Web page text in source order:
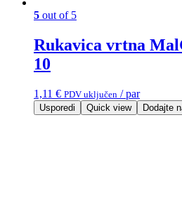
5 out of 5
Rukavica vrtna
10
1,11 € PDV uključen / par
Usporedi Quick view Dodajte